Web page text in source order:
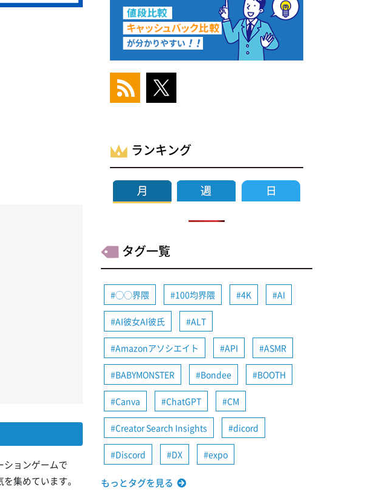
ションゲームで
集めています。
ランキング
タグ一覧
◯◯界隈 100均界隈 4K AI
AI彼女AI彼氏 ALT
Amazonアソシエイト API ASMR
BABYMONSTER Bondee BOOTH
Canva ChatGPT CM
Creator Search Insights dicord
Discord DX expo
もっとタグを見る